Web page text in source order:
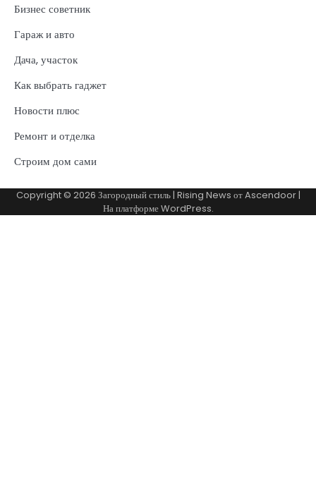
Бизнес советник
Гараж и авто
Дача, участок
Как выбрать гаджет
Новости плюс
Ремонт и отделка
Строим дом сами
Copyright © 2026 Загородный стиль| Rising News отAscendoor|
На платформеWordPress.